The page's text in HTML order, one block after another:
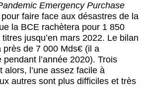
Emergency Purchase
faire face aux désastres de la
la BCE rachètera pour 1 850
jusqu’en mars 2022. Le bilan
près de 7 000 Mds€ (il a
l’année 2020). Trois
alors, l’une assez facile à
autres sont plus difficiles et très